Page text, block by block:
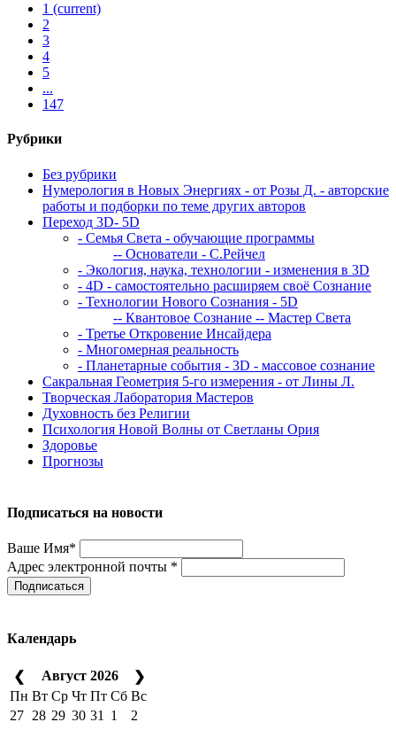
1 (current)
2
3
4
5
...
147
Рубрики
Без рубрики
Нумерология в Новых Энергиях - от Розы Д. - авторские
работы и подборки по теме других авторов
Переход 3D- 5D
- Семья Света - обучающие программы
-- Основатели - С.Рейчел
- Экология, наука, технологии - изменения в 3D
- 4D - самостоятельно расширяем своё Сознание
- Технологии Нового Сознания - 5D
-- Квантовое Сознание -- Мастер Света
- Третье Откровение Инсайдера
- Многомерная реальность
- Планетарные события - 3D - массовое сознание
Сакральная Геометрия 5-го измерения - от Лины Л.
Творческая Лаборатория Мастеров
Духовность без Религии
Психология Новой Волны от Светланы Ория
Здоровье
Прогнозы
Подписаться на новости
Ваше Имя*
Адрес электронной почты *
Подписаться
Календарь
❮ Август 2026
❯
Пн Вт Ср Чт Пт Сб Вс
27 28 29 30 31 1
2